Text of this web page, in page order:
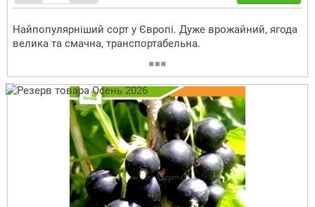
Найпопулярніший сорт у Європі. Дуже врожайний, ягода
велика та смачна, транспортабельна.